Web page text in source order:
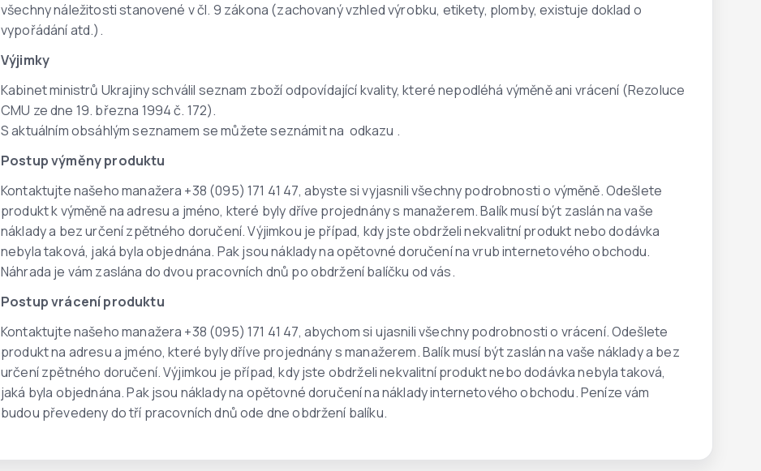
všechny náležitosti stanovené v čl. 9 zákona (zachovaný vzhled výrobku, etikety, plomby, existuje doklad o
vypořádání atd.).
Výjimky
Kabinet ministrů Ukrajiny schválil seznam zboží odpovídající kvality, které nepodléhá výměně ani vrácení (Rezoluce
CMU ze dne 19. března 1994 č. 172).
S aktuálním obsáhlým seznamem se můžete seznámit na odkazu .
Postup výměny produktu
Kontaktujte našeho manažera +38 (095) 171 41 47, abyste si vyjasnili všechny podrobnosti o výměně. Odešlete
produkt k výměně na adresu a jméno, které byly dříve projednány s manažerem. Balík musí být zaslán na vaše
náklady a bez určení zpětného doručení. Výjimkou je případ, kdy jste obdrželi nekvalitní produkt nebo dodávka
nebyla taková, jaká byla objednána. Pak jsou náklady na opětovné doručení na vrub internetového obchodu.
Náhrada je vám zaslána do dvou pracovních dnů po obdržení balíčku od vás.
Postup vrácení produktu
Kontaktujte našeho manažera +38 (095) 171 41 47, abychom si ujasnili všechny podrobnosti o vrácení. Odešlete
produkt na adresu a jméno, které byly dříve projednány s manažerem. Balík musí být zaslán na vaše náklady a bez
určení zpětného doručení. Výjimkou je případ, kdy jste obdrželi nekvalitní produkt nebo dodávka nebyla taková,
jaká byla objednána. Pak jsou náklady na opětovné doručení na náklady internetového obchodu. Peníze vám
budou převedeny do tří pracovních dnů ode dne obdržení balíku.